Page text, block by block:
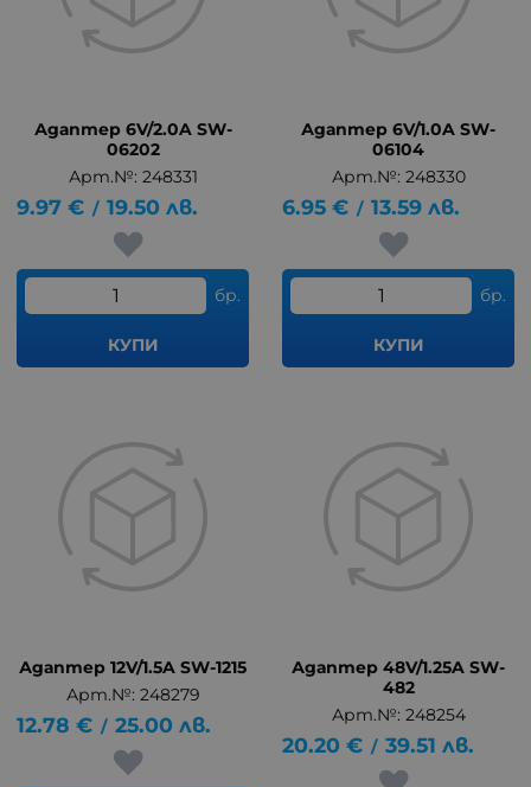
Адаптер 6V/2.0A SW-
06202
Арт.№: 248331
9.97 € / 19.50 лв.
бр.
КУПИ
Адаптер 6V/1.0A SW-
06104
Арт.№: 248330
6.95 € / 13.59 лв.
бр.
КУПИ
Адаптер 12V/1.5A SW-1215
Арт.№: 248279
12.78 € / 25.00 лв.
Адаптер 48V/1.25A SW-
482
Арт.№: 248254
20.20 € / 39.51 лв.